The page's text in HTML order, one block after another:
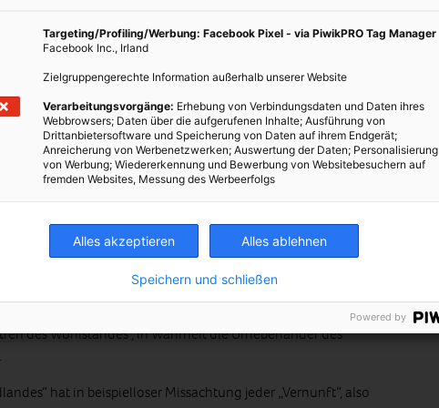
von Kriegen gehört, um kostenlosen Zugang zu
letztlich aktuell die Begrenzung der Erderwärmung.
macht eine nachhaltige Entwicklung unmöglich
kann nicht wachsen, wenn es die Nachhaltigkeitskriterien
Konzept kann nicht ökologisch und sozial gerecht
Ausbeutung aller Ressourcen, welche in
Erfolg dieses Systems sind alle Kriege, die seit
alle Flüchtlingsströme, die sich seitdem nunmehr immer
des Wohlstandes“, in Wahrheit die Urheberländer des
hat in beispielloser Missachtung jeder „Vernunft“, also
Targeting/Profiling/Werbung: Facebook Pixel - via PiwikPRO Tag Manager
Facebook Inc., Irland
Zielgruppengerechte Information außerhalb unserer Website
Verarbeitungsvorgänge: Erhebung von Verbindungsdaten und Daten ihres
Webbrowsers; Daten über die aufgerufenen Inhalte; Ausführung von
Drittanbietersoftware und Speicherung von Daten auf ihrem Endgerät;
Anreicherung von Werbenetzwerken; Auswertung der Daten; Personalisierung
von Werbung; Wiedererkennung und Bewerbung von Websitebesuchern auf
fremden Websites, Messung des Werbeerfolgs
Alles akzeptieren Alles ablehnen
Speichern und schließen
Powered by